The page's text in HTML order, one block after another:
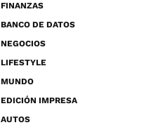
FINANZAS
BANCO DE DATOS
NEGOCIOS
LIFESTYLE
MUNDO
EDICIÓN IMPRESA
AUTOS